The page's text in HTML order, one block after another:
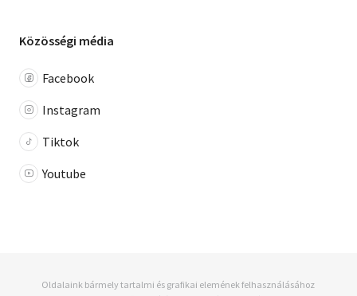
Közösségi média
Facebook
Instagram
Tiktok
Youtube
Oldalaink bármely tartalmi és grafikai elemének felhasználásához